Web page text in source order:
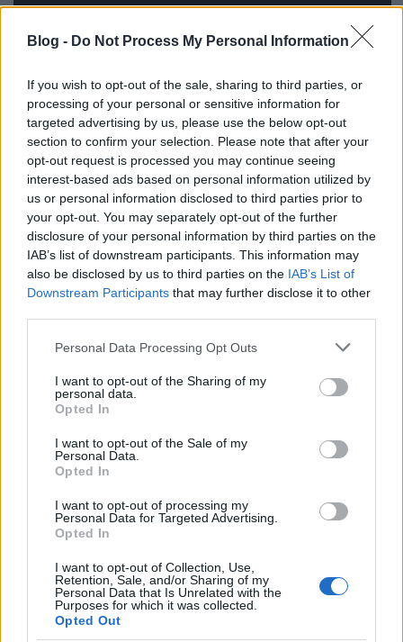
Blog - Do Not Process My Personal Information
If you wish to opt-out of the sale, sharing to third parties, or
processing of your personal or sensitive information for
targeted advertising by us, please use the below opt-out
section to confirm your selection. Please note that after your
opt-out request is processed you may continue seeing
interest-based ads based on personal information utilized by
us or personal information disclosed to third parties prior to
your opt-out. You may separately opt-out of the further
disclosure of your personal information by third parties on the
IAB’s list of downstream participants. This information may
also be disclosed by us to third parties on the IAB’s List of
Downstream Participants that may further disclose it to other
Please note that this website/app uses one or more Google
not limited to your visit or usage behaviour. You may click to
grant or deny consent to Google and its third-party tags to
use your data for below specified purposes in below Google
consent section.
Personal Data Processing Opt Outs
I want to opt-out of the Sharing of my
personal data.
Opted In
I want to opt-out of the Sale of my
Personal Data.
Opted In
I want to opt-out of processing my
Personal Data for Targeted Advertising.
Opted In
I want to opt-out of Collection, Use,
Retention, Sale, and/or Sharing of my
Personal Data that Is Unrelated with the
Purposes for which it was collected.
Opted Out
Liver Juice Vending Machine:Food Brain